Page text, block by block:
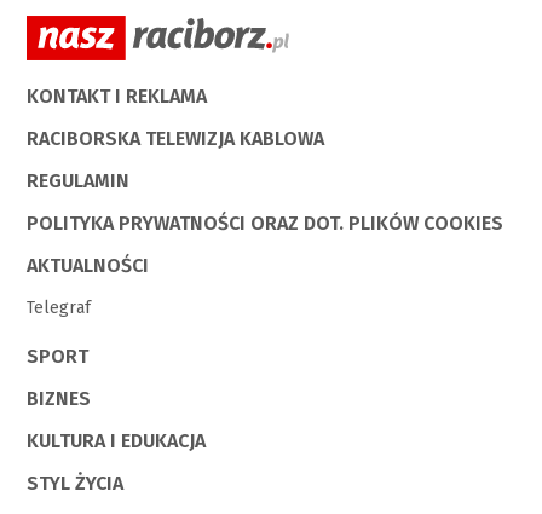
KONTAKT I REKLAMA
RACIBORSKA TELEWIZJA KABLOWA
REGULAMIN
POLITYKA PRYWATNOŚCI ORAZ DOT. PLIKÓW COOKIES
AKTUALNOŚCI
Telegraf
SPORT
BIZNES
KULTURA I EDUKACJA
STYL ŻYCIA